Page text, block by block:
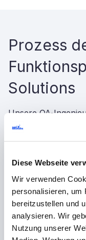
Diese Webseite
Wir verwenden
personalisieren, um
bereitzustellen und
analysieren. Wir
Nutzung unserer
Prozess
Solutions
Unsere QA-
transparenten
1.
Wir überprüfen
Anforderungen,